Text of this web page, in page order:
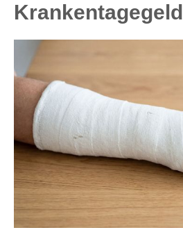
Krankentagegeld